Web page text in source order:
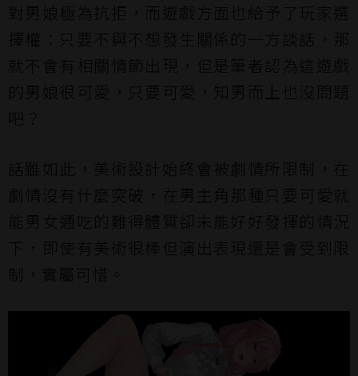
對男娘極為抗拒，而遊戲方面也給予了玩家選
擇權：只要不與不想發生關係的一方談話，那
就不會有相關情節出現，但是筆者認為這遊戲
的男娘很可愛，只要可愛，知男而上也沒問題
吧？
話雖如此，美術設計始終會被劇情所限制，在
劇情沒有什麼突破，在男主角那種只要可愛就
能男女通吃的難得體質卻未能好好發揮的情況
下，即使有美術很棒但演出表現還是會受到限
制，實屬可惜。